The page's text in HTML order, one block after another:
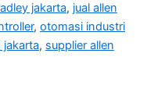
jakarta, jual allen
, otomasi industri
jakarta, supplier allen